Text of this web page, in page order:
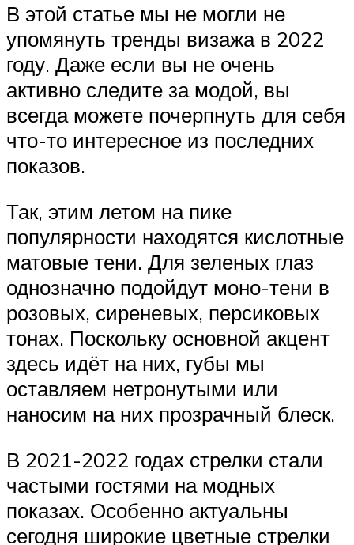
В этой статье мы не могли не
упомянуть тренды визажа в 2022
году. Даже если вы не очень
активно следите за модой, вы
всегда можете почерпнуть для себя
что-то интересное из последних
показов.
Так, этим летом на пике
популярности находятся кислотные
матовые тени. Для зеленых глаз
однозначно подойдут моно-тени в
розовых, сиреневых, персиковых
тонах. Поскольку основной акцент
здесь идёт на них, губы мы
оставляем нетронутыми или
наносим на них прозрачный блеск.
В 2021-2022 годах стрелки стали
частыми гостями на модных
показах. Особенно актуальны
сегодня широкие цветные стрелки